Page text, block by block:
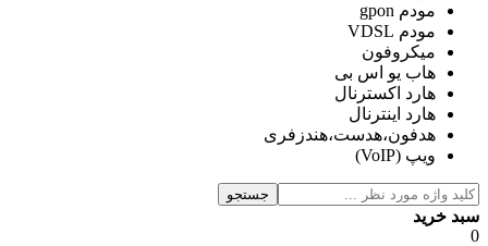
مودم gpon
مودم VDSL
میکروفون
هاب یو اس بی
هارد اكسترنال
هارد اینترنال
هدفون،هدست،هندزفری
ویپ (VoIP)
جستجو
سبد خرید
0